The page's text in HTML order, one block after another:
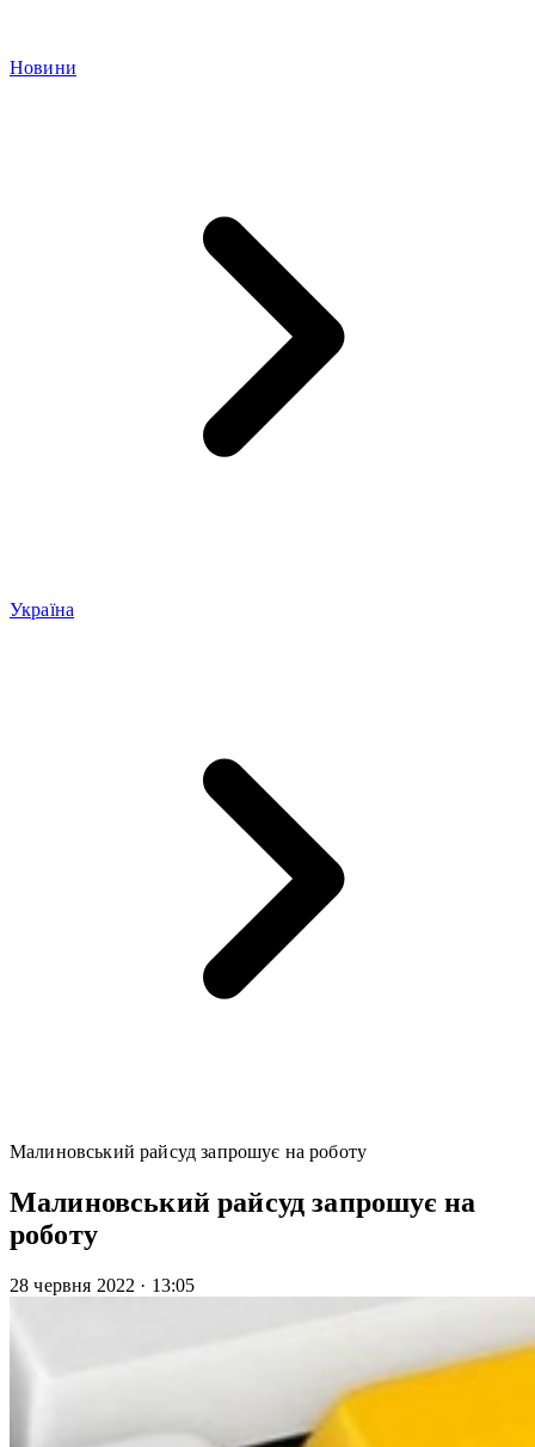
Новини
Україна
Малиновський райсуд запрошує на роботу
Малиновський райсуд запрошує на
роботу
28 червня 2022 · 13:05